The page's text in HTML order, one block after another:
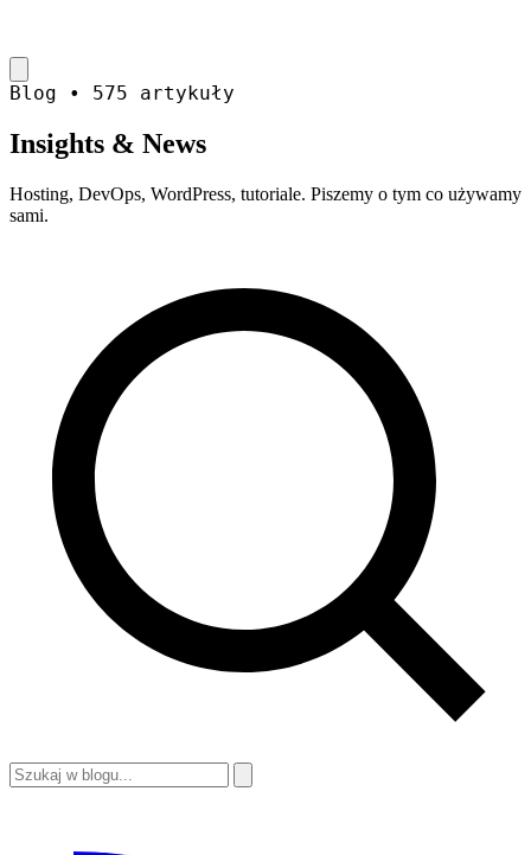
Blog • 575 artykuły
Insights & News
Hosting, DevOps, WordPress, tutoriale. Piszemy o tym co używamy
sami.